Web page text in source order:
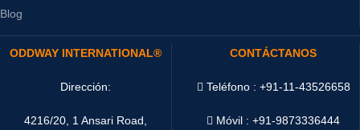
Blog
ODDWAY INTERNATIONAL®
Dirección:
4216/20, 1 Ansari Road,
CONTÁCTANOS
Teléfono : +91-11-43526658
Móvil : +91-9873336444